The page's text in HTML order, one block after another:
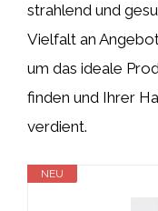
strahlend und
Vielfalt an
um das ideale
finden und Ihrer
verdient.
NEU